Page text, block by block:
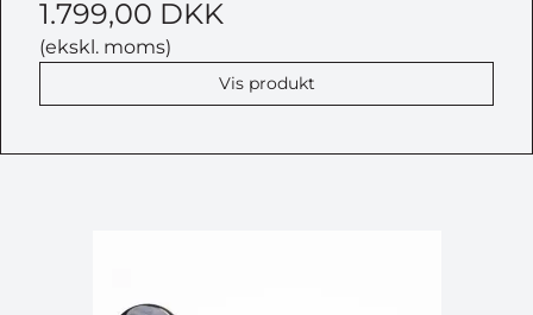
1.799,00 DKK
(ekskl. moms)
Vis produkt